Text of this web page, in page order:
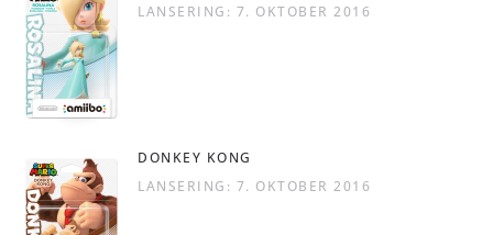
LANSERING: 7. OKTOBER 2016
DONKEY KONG
LANSERING: 7. OKTOBER 2016